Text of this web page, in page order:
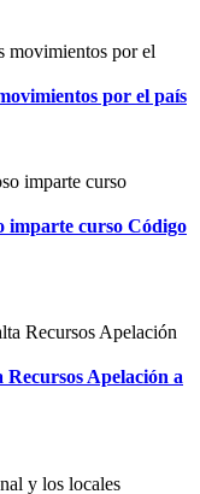
por el país
imparte curso Código
Apelación a